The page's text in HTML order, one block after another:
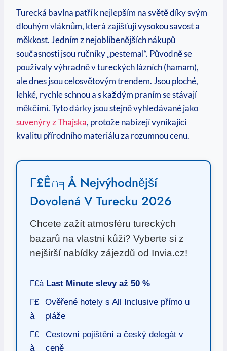
Turecká bavlna patří k nejlepším na světě díky svým
dlouhým vláknům, která zajišťují vysokou savost a
měkkost. Jedním z nejoblíbenějších nákupů
současnosti jsou ručníky „pestemal“. Původně se
používaly výhradně v tureckých lázních (hamam),
ale dnes jsou celosvětovým trendem. Jsou ploché,
lehké, rychle schnou a s každým praním se stávají
měkčími. Tyto dárky jsou stejně vyhledávané jako
suvenýry z Thajska, protože nabízejí vynikající
kvalitu přírodního materiálu za rozumnou cenu.
Γ£ê∩╕Å Nejvýhodnější
Dovolená V Turecku 2026
Chcete zažít atmosféru tureckých
bazarů na vlastní kůži? Vyberte si z
nejširší nabídky zájezdů od Invia.cz!
Γ£à Last Minute slevy až 50 %
Γ£
à
Ověřené hotely s All Inclusive přímo u
pláže
Γ£
à
Cestovní pojištění a český delegát v
ceně